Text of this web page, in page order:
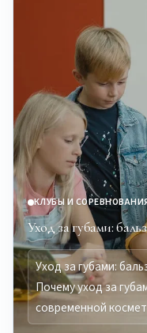
КЛУБЫ И
Уход за губами:
Уход за губами:
Почему уход за
современной